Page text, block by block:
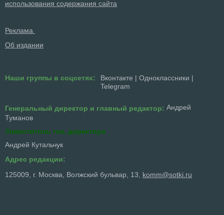
использования содержания сайта
Реклама
Об издании
Наши группы в соцсетях: Вконтакте | Одноклассники |
Telegram
Генеральный директор и главный редактор: Андрей
Туманов
Заместитель ген. директора
Андрей Кутальчук
Адрес редакции:
125009, г. Москва, Волжский бульвар, 13, komm@sotki.ru